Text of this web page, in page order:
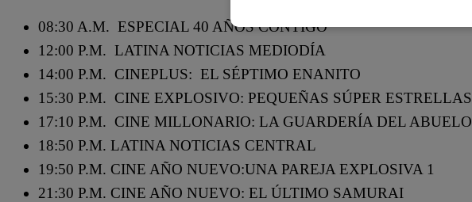
08:30 A.M. ESPECIAL 40 AÑOS CONTIGO
12:00 P.M. LATINA NOTICIAS MEDIODÍA
14:00 P.M. CINEPLUS: EL SÉPTIMO ENANITO
15:30 P.M. CINE EXPLOSIVO: PEQUEÑAS SÚPER ESTRELLAS
17:10 P.M. CINE MILLONARIO: LA GUARDERÍA DEL ABUELO
18:50 P.M. LATINA NOTICIAS CENTRAL
19:50 P.M. CINE AÑO NUEVO:UNA PAREJA EXPLOSIVA 1
21:30 P.M. CINE AÑO NUEVO: EL ÚLTIMO SAMURAI